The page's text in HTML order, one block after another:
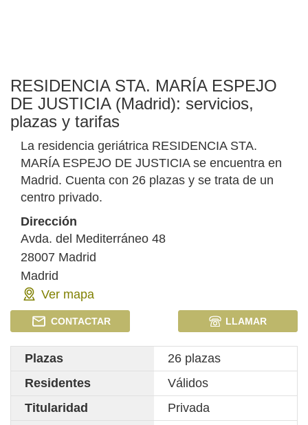
RESIDENCIA STA. MARÍA ESPEJO
DE JUSTICIA (Madrid): servicios,
plazas y tarifas
La residencia geriátrica RESIDENCIA STA.
MARÍA ESPEJO DE JUSTICIA se encuentra en
Madrid. Cuenta con 26 plazas y se trata de un
centro privado.
Dirección
Avda. del Mediterráneo 48
28007 Madrid
Madrid
Ver mapa
CONTACTAR LLAMAR
Plazas
26 plazas
Residentes
Válidos
Titularidad
Privada